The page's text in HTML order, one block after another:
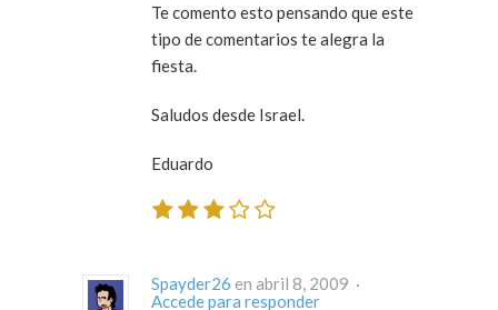
Te comento esto pensando que este
tipo de comentarios te alegra la
fiesta.
Saludos desde Israel.
Eduardo
Spayder26
en abril 8, 2009 ·
Accede para responder